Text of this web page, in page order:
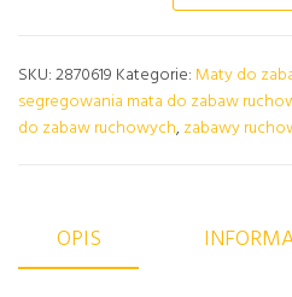
SKU:2870619 Kategorie: Maty do
segregowania mata do zabaw
do zabaw ruchowych,zabawy
OPIS